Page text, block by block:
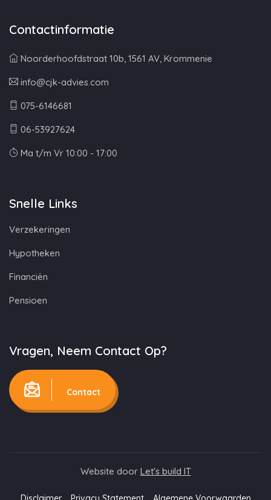
Contactinformatie
Noorderhoofdstraat 10b, 1561 AV, Krommenie
info@cjk-advies.com
075-6146681
06-53927624
Ma t/m Vr 10:00 - 17:00
Snelle Links
Verzekeringen
Hypotheken
Financiën
Pensioen
Vragen, Neem Contact Op?
Contact
Website door Let's build IT